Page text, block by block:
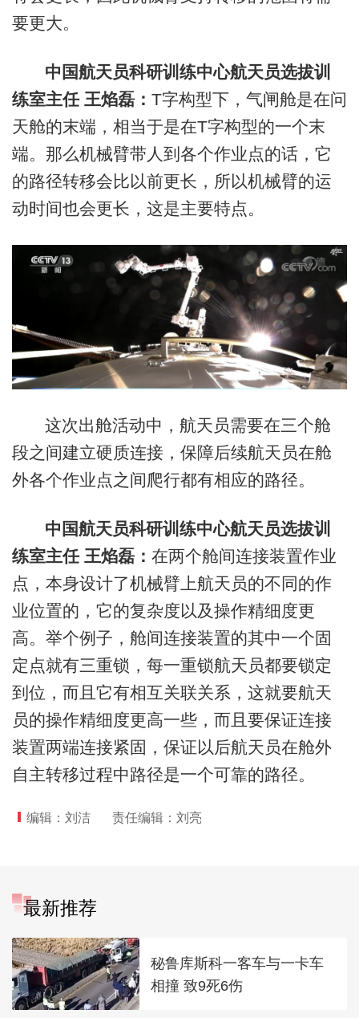
要更大。
中国航天员科研训练中心航天员选拔训
练室主任 王焰磊： T字构型下，气闸舱是在问
天舱的末端，相当于是在T字构型的一个末
端。那么机械臂带人到各个作业点的话，它
的路径转移会比以前更长，所以机械臂的运
动时间也会更长，这是主要特点。
这次出舱活动中，航天员需要在三个舱
段之间建立硬质连接，保障后续航天员在舱
外各个作业点之间爬行都有相应的路径。
中国航天员科研训练中心航天员选拔训
练室主任 王焰磊： 在两个舱间连接装置作业
点，本身设计了机械臂上航天员的不同的作
业位置的，它的复杂度以及操作精细度更
高。举个例子，舱间连接装置的其中一个固
定点就有三重锁，每一重锁航天员都要锁定
到位，而且它有相互关联关系，这就要航天
员的操作精细度更高一些，而且要保证连接
装置两端连接紧固，保证以后航天员在舱外
自主转移过程中路径是一个可靠的路径。
编辑：刘洁 责任编辑：刘亮
最新推荐
秘鲁库斯科一客车与一卡车
相撞 致9死6伤